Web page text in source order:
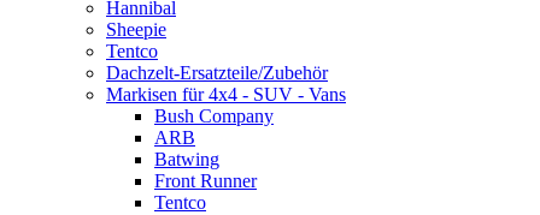
Hannibal
Sheepie
Tentco
Dachzelt-Ersatzteile/Zubehör
Markisen für 4x4 - SUV - Vans
Bush Company
ARB
Batwing
Front Runner
Tentco